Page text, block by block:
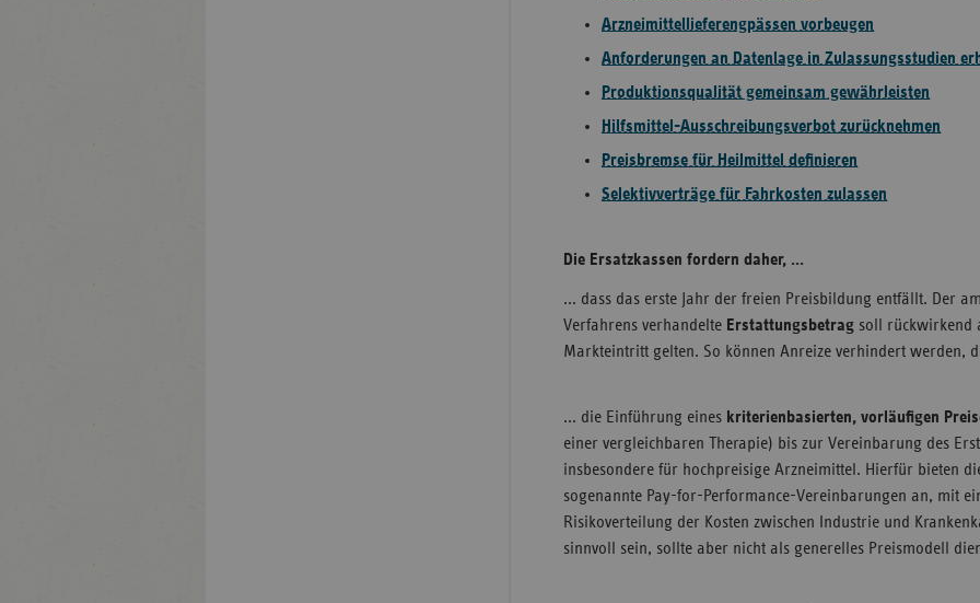
Arzneimittellieferengpässen vorbeugen
Anforderungen an Datenlage in Zulassungsstudien
Produktionsqualität gemeinsam gewährleisten
Hilfsmittel-Ausschreibungsverbot zurücknehmen
Preisbremse für Heilmittel definieren
Selektivverträge für Fahrkosten zulassen
Die Ersatzkassen fordern daher, ...
... dass das erste Jahr der freien Preisbildung entfällt. Der
Verfahrens verhandelte Erstattungsbetrag soll rückwirkend
Markteintritt gelten. So können Anreize verhindert werden,
... die Einführung eines kriterienbasierten, vorläufigen
einer vergleichbaren Therapie) bis zur Vereinbarung des
insbesondere für hochpreisige Arzneimittel. Hierfür bieten
sogenannte Pay-for-Performance-Vereinbarungen an, mit
Risikoverteilung der Kosten zwischen Industrie und
sinnvoll sein, sollte aber nicht als generelles Preismodell